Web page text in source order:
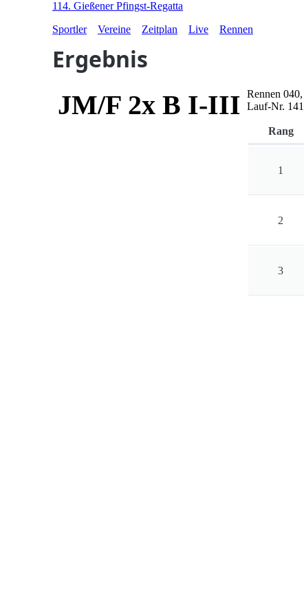
114. Gießener Pfingst-Regatta
Sportler
Vereine Zeitplan Live Rennen
Ergebnis
JM/F 2x B I-III Rennen040,
Lauf-Nr. 141
Rang
1
2
3